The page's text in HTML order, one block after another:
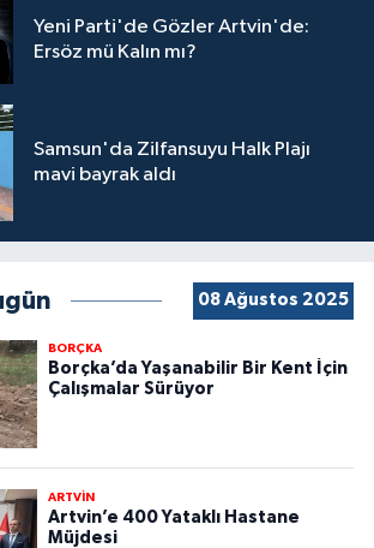
Yeni Parti'de Gözler Artvin'de:
Ersöz mü Kalın mı?
Samsun'da Zilfansuyu Halk Plajı
mavi bayrak aldı
08 Ağustos 2025
BORÇKA
Borçka’da Yaşanabilir Bir Kent İçin
Çalışmalar Sürüyor
ARTVİN
Artvin’e 400 Yataklı Hastane
Müjdesi